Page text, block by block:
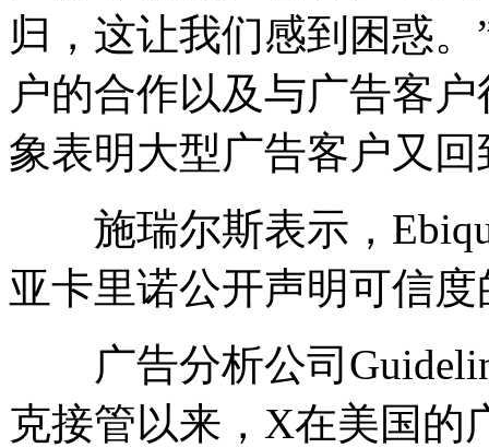
归，这让我们感到困惑
户的合作以及与广告客
象表明大型广告客户又
施瑞尔斯表示，
亚卡里诺公开声明可信
广告分析公司
克接管以来，X在美国的